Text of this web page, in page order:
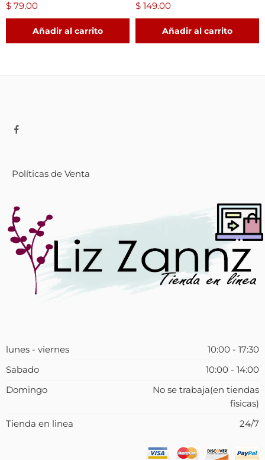
$ 79.00
Añadir al carrito
$ 149.00
Añadir al carrito
Políticas de Venta
lunes - viernes
10:00 - 17:30
Sabado
10:00 - 14:00
Domingo
No se trabaja(en tiendas
fisicas)
Tienda en linea
24/7